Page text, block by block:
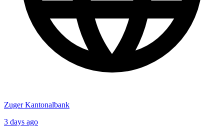
Zuger Kantonalbank
3 days ago